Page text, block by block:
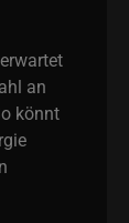
an
könnt